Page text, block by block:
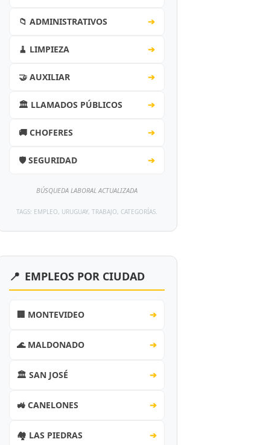
📁 ADMINISTRATIVOS ➔
🧹 LIMPIEZA ➔
🤝 AUXILIAR ➔
🏛️ LLAMADOS PÚBLICOS ➔
🚚 CHOFERES ➔
🛡️ SEGURIDAD ➔
BÚSQUEDA LABORAL ACTUALIZADA
TAGS: EMPLEO, URUGUAY, TRABAJO, CATEGORÍAS.
📍 EMPLEOS POR CIUDAD
🏢 MONTEVIDEO ➔
🌊 MALDONADO ➔
🏛️ SAN JOSÉ ➔
🚜 CANELONES ➔
🏘️ LAS PIEDRAS ➔